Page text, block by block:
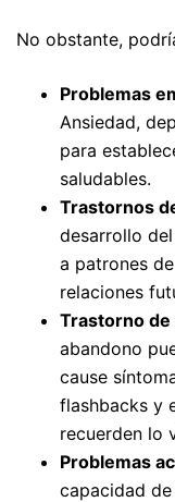
No obstante,
Problemas
Ansiedad,
para
saludables.
Trastornos
desarrollo
a patrones
relaciones
Trastorno
abandono
cause
flashbacks y
recuerden lo
Problemas
capacidad